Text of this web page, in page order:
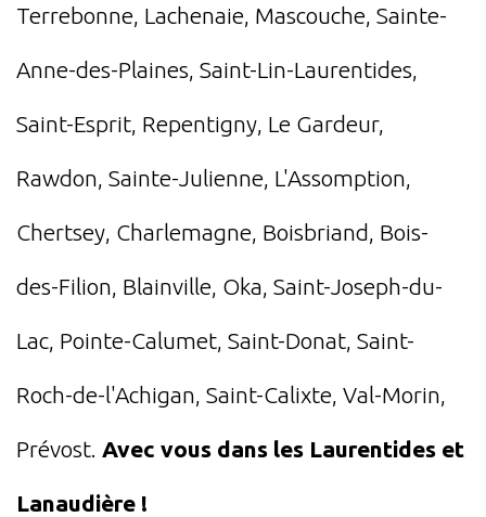
Terrebonne, Lachenaie, Mascouche, Sainte-
Anne-des-Plaines, Saint-Lin-Laurentides,
Saint-Esprit, Repentigny, Le Gardeur,
Rawdon, Sainte-Julienne, L'Assomption,
Chertsey, Charlemagne, Boisbriand, Bois-
des-Filion, Blainville, Oka, Saint-Joseph-du-
Lac, Pointe-Calumet, Saint-Donat, Saint-
Roch-de-l'Achigan, Saint-Calixte, Val-Morin,
Prévost. Avec vous dans les Laurentides et
Lanaudière !